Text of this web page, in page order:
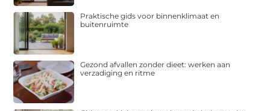
Praktische gids voor binnenklimaat en
buitenruimte
Gezond afvallen zonder dieet: werken aan
verzadiging en ritme